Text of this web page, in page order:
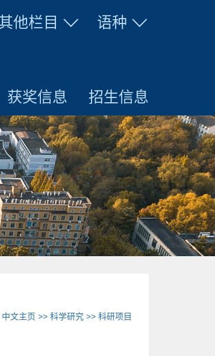
他栏目 语种
获奖信息 招生信息
中文主页 >>科学研究 >>科研项目